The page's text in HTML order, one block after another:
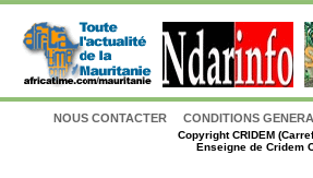
NOUS CONTACTER CONDITIONS
CopyrightCRIDEM
Enseigne de Cridem